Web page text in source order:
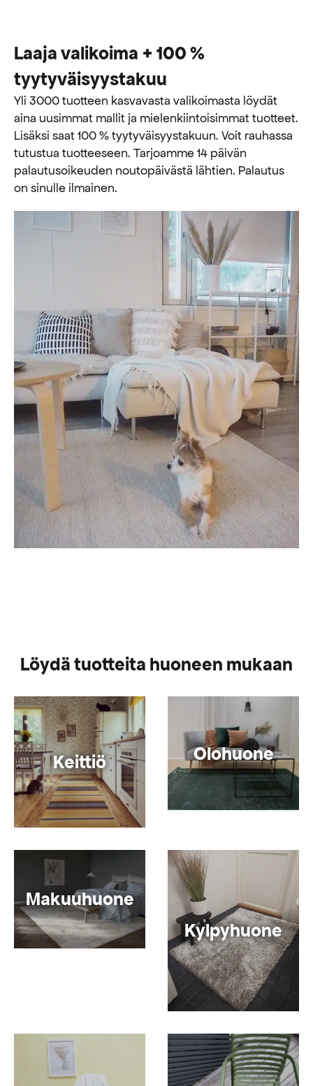
Laaja valikoima + 100 %
tyytyväisyystakuu
Yli 3000 tuotteen kasvavasta valikoimasta löydät
aina uusimmat mallit ja mielenkiintoisimmat tuotteet.
Lisäksi saat 100 % tyytyväisyystakuun. Voit rauhassa
tutustua tuotteeseen. Tarjoamme 14 päivän
palautusoikeuden noutopäivästä lähtien. Palautus
on sinulle ilmainen.
Löydä tuotteita huoneen mukaan
Keittiö Olohuone
Makuuhuone
Kylpyhuone